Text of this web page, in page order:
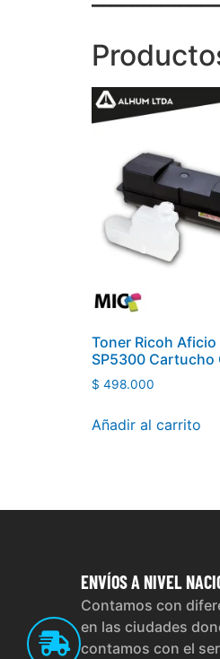
Toner Ricoh Aficio
SP5300 Cartucho
$ 498.000
Añadir al carrito
ENVÍOSA NIVEL
Contamos con
en las ciudades
contamos con el